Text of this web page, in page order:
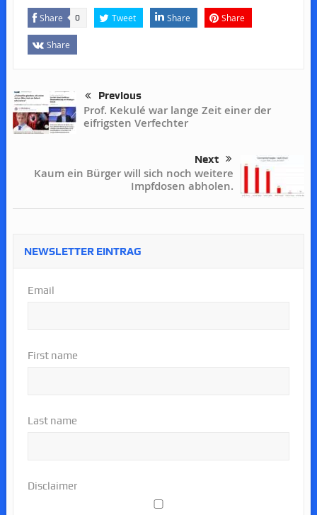
Share 0 Tweet Share Share
Share
Previous
Prof. Kekulé war lange Zeit einer der
eifrigsten Verfechter
Next
Kaum ein Bürger will sich noch weitere
Impfdosen abholen.
NEWSLETTER EINTRAG
Email
First name
Last name
Disclaimer